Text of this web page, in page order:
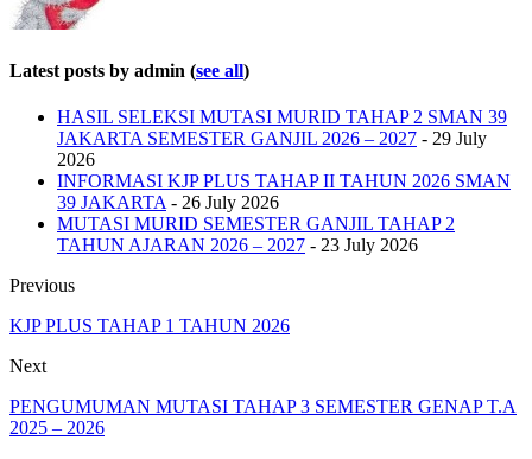
Latest posts by admin (see all)
HASIL SELEKSI MUTASI MURID TAHAP 2 SMAN 39
JAKARTA SEMESTER GANJIL 2026 – 2027 - 29 July
2026
INFORMASI KJP PLUS TAHAP II TAHUN 2026 SMAN
39 JAKARTA - 26 July 2026
MUTASI MURID SEMESTER GANJIL TAHAP 2
TAHUN AJARAN 2026 – 2027 - 23 July 2026
Previous
KJP PLUS TAHAP 1 TAHUN 2026
Next
PENGUMUMAN MUTASI TAHAP 3 SEMESTER GENAP T.A
2025 – 2026